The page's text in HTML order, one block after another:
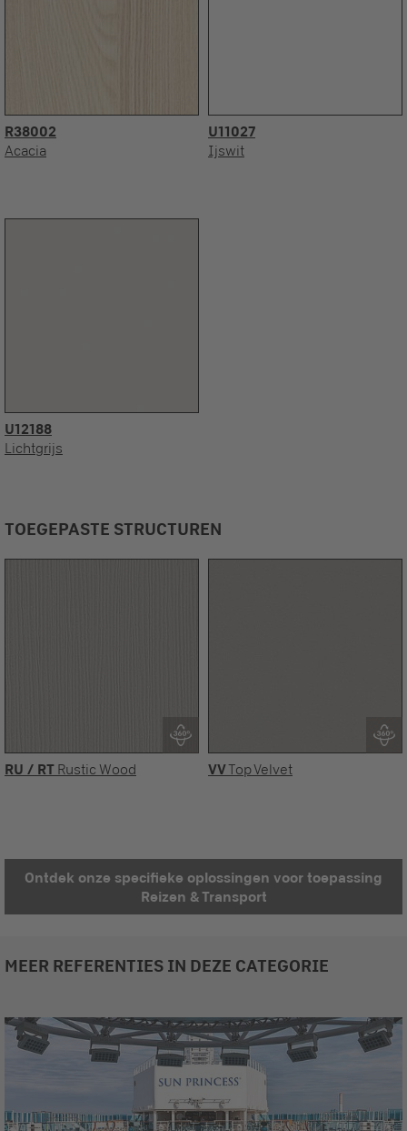
R38002
Acacia
U11027
Ijswit
U12188
Lichtgrijs
TOEGEPASTE STRUCTUREN
RU / RT Rustic Wood VVTop Velvet
Ontdek onze specifieke oplossingen voor toepassing
Reizen & Transport
MEER REFERENTIES IN DEZE CATEGORIE